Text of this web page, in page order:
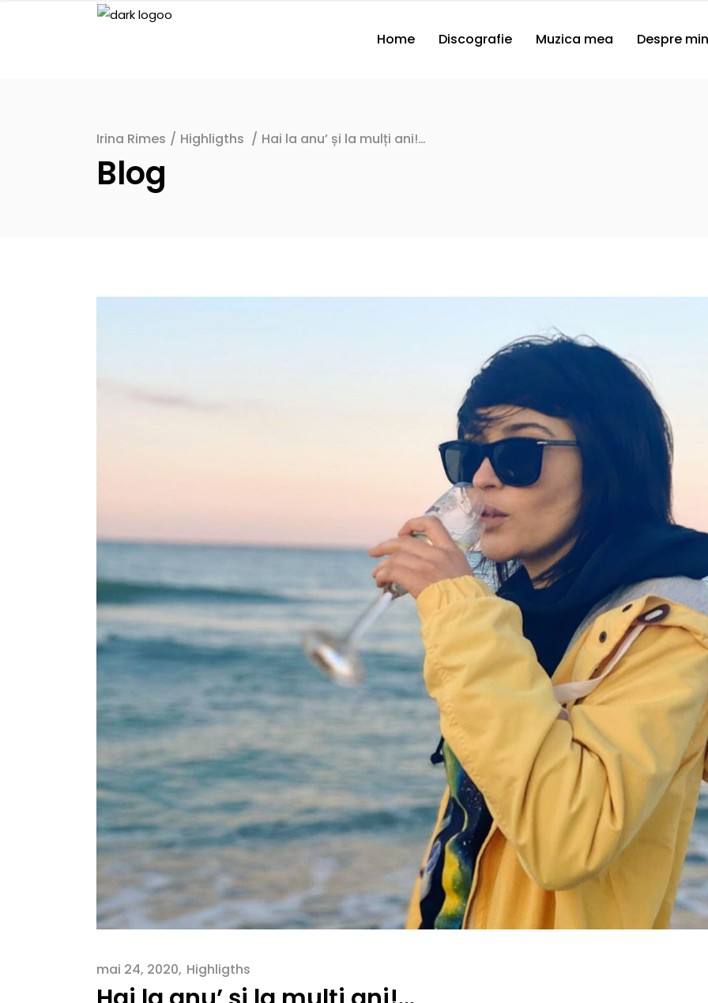
Home Discografie Muzica mea Despre
Irina Rimes / Highligths / Hai la anu’ și la mulți ani!…
Blog
mai 24, 2020 Highligths